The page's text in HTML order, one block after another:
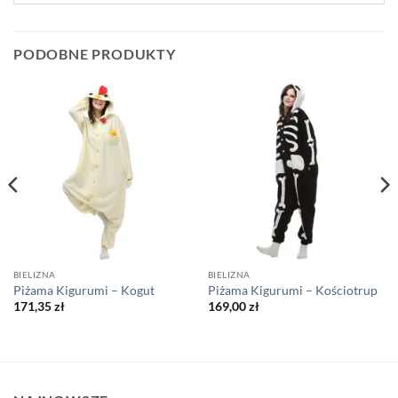
PODOBNE PRODUKTY
BIELIZNA
Piżama Kigurumi – Kogut
171,35zł
BIELIZNA
Piżama Kigurumi – Kościotrup
169,00zł